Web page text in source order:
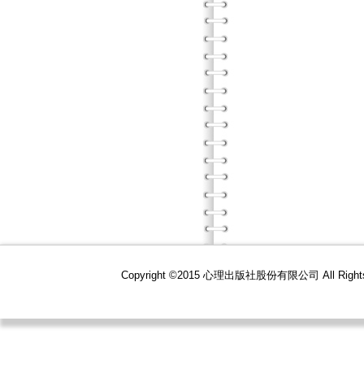
Copyright ©2015 心理出版社股份有限公司 All